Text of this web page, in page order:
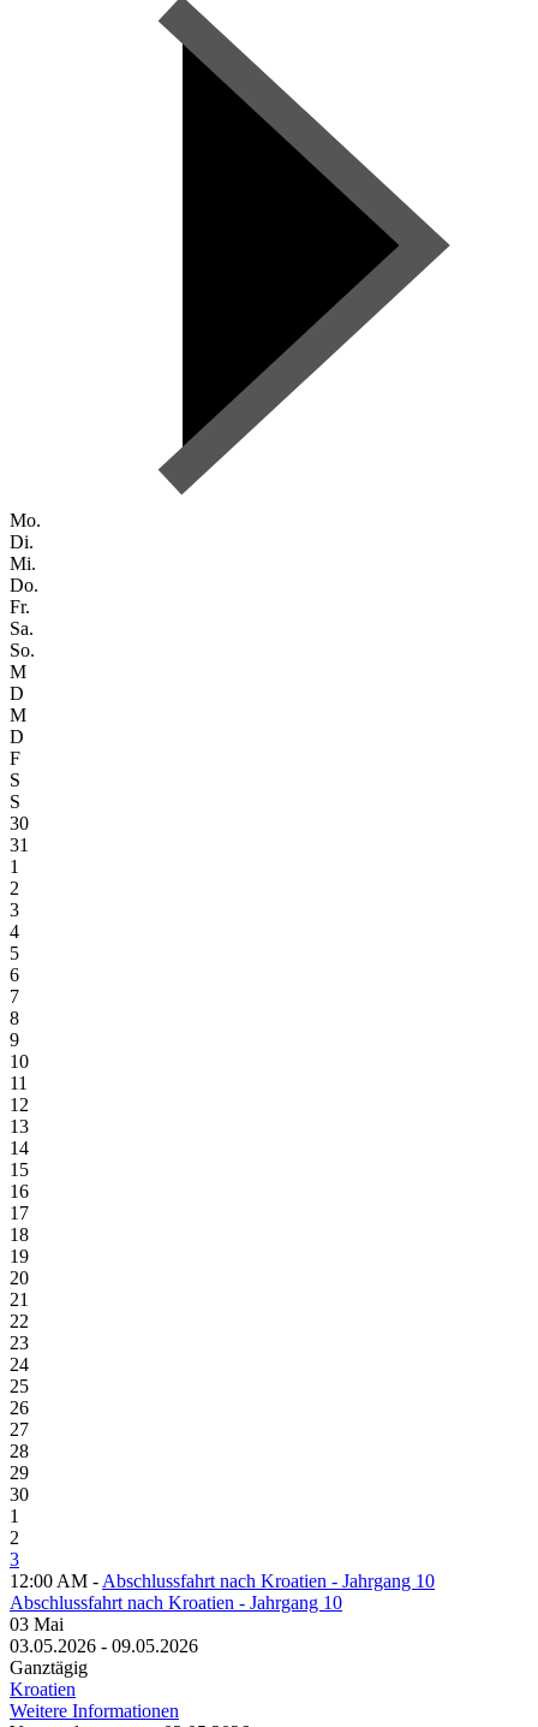
Mo.
Di.
Mi.
Do.
Fr.
Sa.
So.
M
D
M
D
F
S
S
30
31
1
2
3
4
5
6
7
8
9
10
11
12
13
14
15
16
17
18
19
20
21
22
23
24
25
26
27
28
29
30
1
2
3
12:00 AM - Abschlussfahrt nach Kroatien - Jahrgang 10
Abschlussfahrt nach Kroatien - Jahrgang 10
03 Mai
03.05.2026 - 09.05.2026
Ganztägig
Kroatien
Weitere Informationen